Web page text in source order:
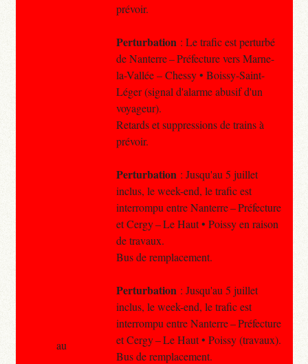
prévoir.
Perturbation : Le trafic est perturbé
de Nanterre – Préfecture vers Marne-
la-Vallée – Chessy • Boissy-Saint-
Léger (signal d'alarme abusif d'un
voyageur).
Retards et suppressions de trains à
prévoir.
Perturbation : Jusqu'au 5 juillet
inclus, le week-end, le trafic est
interrompu entre Nanterre – Préfecture
et Cergy – Le Haut • Poissy en raison
de travaux.
Bus de remplacement.
Perturbation : Jusqu'au 5 juillet
inclus, le week-end, le trafic est
interrompu entre Nanterre – Préfecture
et Cergy – Le Haut • Poissy (travaux).
Bus de remplacement.
au